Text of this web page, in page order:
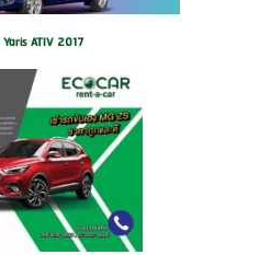
ATIV 2017